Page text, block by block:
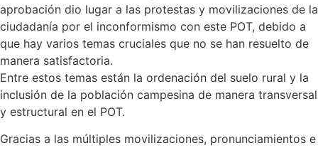
aprobación dio lugar a las protestas y movilizaciones de la
ciudadanía por el inconformismo con este POT, debido a
que hay varios temas cruciales que no se han resuelto de
manera satisfactoria.
Entre estos temas están la ordenación del suelo rural y la
inclusión de la población campesina de manera transversal
y estructural en el POT.
Gracias a las múltiples movilizaciones, pronunciamientos e